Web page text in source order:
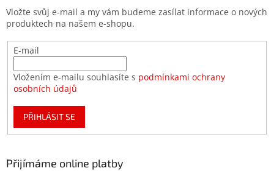
Vložte svůj e-mail a my vám budeme zasílat informace o nových
produktech na našem e-shopu.
E-mail
Vložením e-mailu souhlasíte s podmínkami ochrany
osobních údajů
PŘIHLÁSIT SE
Přijímáme online platby